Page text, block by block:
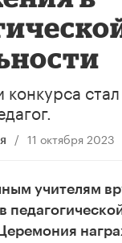
стал
/ 11 октября 2023
учителям